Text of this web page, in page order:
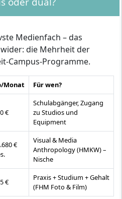
Medienfach – das
die Mehrheit der
Campus-Programme.
Monat Für wen?
€
Schulabgänger, Zugang
zu Studios und
Equipment
€
Visual & Media
Anthropology (HMKW) –
Nische
€
Praxis + Studium + Gehalt
(FHM Foto & Film)